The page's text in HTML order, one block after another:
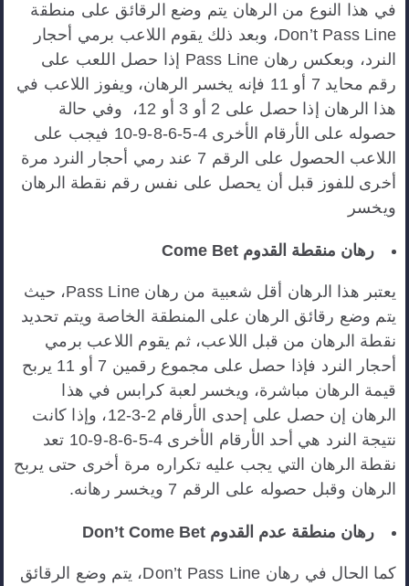
في هذا النوع من الرهان يتم وضع الرقائق على منطقة
Don’t Pass Line، وبعد ذلك يقوم اللاعب برمي أحجار
النرد، وبعكس رهان Pass Line إذا حصل اللعب على
رقم محايد 7 أو 11 فإنه يخسر الرهان، ويفوز اللاعب في
هذا الرهان إذا حصل على 2 أو 3 أو 12، وفي حالة
حصوله على الأرقام الأخرى 4-5-6-8-9-10 فيجب على
اللاعب الحصول على الرقم 7 عند رمي أحجار النرد مرة
أخرى للفوز قبل أن يحصل على نفس رقم نقطة الرهان
ويخسر
رهان منقطة القدوم Come Bet
يعتبر هذا الرهان أقل شعبية من رهان Pass Line، حيث
يتم وضع رقائق الرهان على المنطقة الخاصة ويتم تحديد
نقطة الرهان من قبل اللاعب، ثم يقوم اللاعب برمي
أحجار النرد فإذا حصل على مجموع رقمين 7 أو 11 يربح
قيمة الرهان مباشرة، ويخسر لعبة كرابس في هذا
الرهان إن حصل على إحدى الأرقام 2-3-12، وإذا كانت
نتيجة النرد هي أحد الأرقام الأخرى 4-5-6-8-9-10 تعد
نقطة الرهان التي يجب عليه تكراره مرة أخرى حتى يربح
الرهان وقبل حصوله على الرقم 7 ويخسر رهانه.
رهان منطقة عدم القدوم Don’t Come Bet
كما الحال في رهان Don’t Pass Line، يتم وضع الرقائق